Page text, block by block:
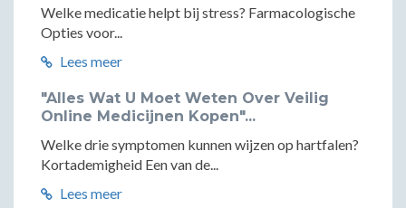
Welke medicatie helpt bij stress? Farmacologische
Opties voor...
Lees meer
"Alles Wat U Moet Weten Over Veilig
Online Medicijnen Kopen"...
Welke drie symptomen kunnen wijzen op hartfalen?
Kortademigheid Een van de...
Lees meer